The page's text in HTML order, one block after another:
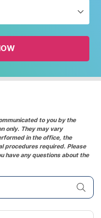
to you by the
only. They may vary
in the office, the
procedures required. Please
have any questions about the